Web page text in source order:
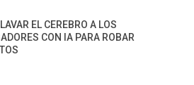
EL CEREBRO A LOS
CON IA PARA ROBAR